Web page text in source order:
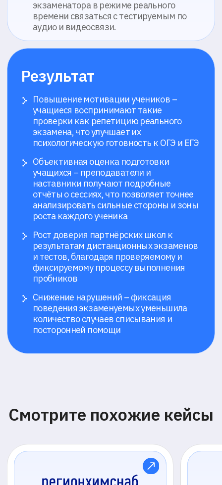
Смотрите похожие кейсы
Технологический
Обеспечили
кампанию в
даты: до 2000
студентов в день
без сбоев
Открыть кейс →
Открыть кейс →
Сократили затраты на
массовый отбор и
увеличили точность
найма на ключевые
позиции
Поставщик промышленной
химии «Регионхимснаб»
прокторинга с возможностью менять
подход в любой момент
Автоматический